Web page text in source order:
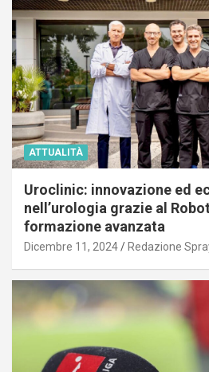
ATTUALITÀ
Uroclinic: innovazione ed
nell’urologia grazie al
formazione avanzata
Dicembre 11, 2024 Redazione